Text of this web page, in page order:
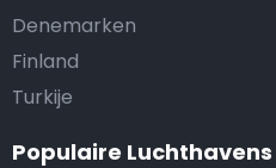
Denemarken
Finland
Turkije
Populaire Luchthavens